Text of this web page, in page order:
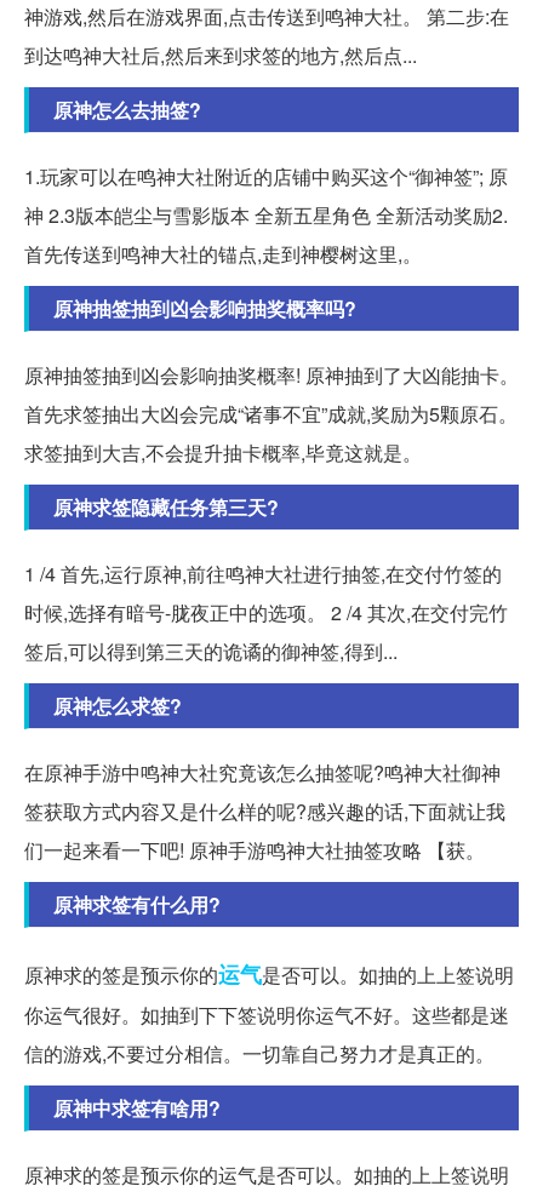
神游戏,然后在游戏界面,点击传送到鸣神大社。 第二步:在
到达鸣神大社后,然后来到求签的地方,然后点...
原神怎么去抽签?
1.玩家可以在鸣神大社附近的店铺中购买这个“御神签”; 原
神 2.3版本皑尘与雪影版本 全新五星角色 全新活动奖励2.
首先传送到鸣神大社的锚点,走到神樱树这里,。
原神抽签抽到凶会影响抽奖概率吗?
原神抽签抽到凶会影响抽奖概率! 原神抽到了大凶能抽卡。
首先求签抽出大凶会完成“诸事不宜”成就,奖励为5颗原石。
求签抽到大吉,不会提升抽卡概率,毕竟这就是。
原神求签隐藏任务第三天?
1 /4 首先,运行原神,前往鸣神大社进行抽签,在交付竹签的
时候,选择有暗号-胧夜正中的选项。 2 /4 其次,在交付完竹
签后,可以得到第三天的诡谲的御神签,得到...
原神怎么求签?
在原神手游中鸣神大社究竟该怎么抽签呢?鸣神大社御神
签获取方式内容又是什么样的呢?感兴趣的话,下面就让我
们一起来看一下吧! 原神手游鸣神大社抽签攻略 【获。
原神求签有什么用?
原神求的签是预示你的运气是否可以。如抽的上上签说明
你运气很好。如抽到下下签说明你运气不好。这些都是迷
信的游戏,不要过分相信。一切靠自己努力才是真正的。
原神中求签有啥用?
原神求的签是预示你的运气是否可以。如抽的上上签说明